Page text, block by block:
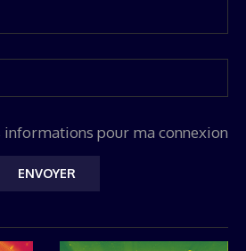
informations pour ma connexion